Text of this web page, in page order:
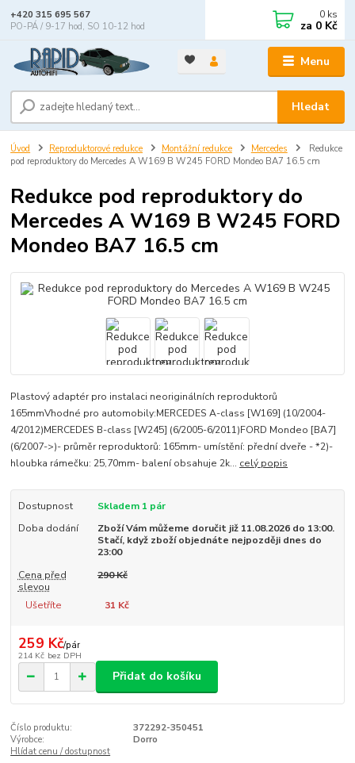
Menu
Hledat
+420 315 695 567
PO-PÁ / 9-17 hod, SO 10-12 hod
0 ks
za 0 Kč
Úvod Reproduktorové redukce Montážní redukce Mercedes
Redukce
pod reproduktory do Mercedes A W169 B W245 FORD Mondeo BA7 16.5 cm
Redukce pod reproduktory do
Mercedes A W169 B W245 FORD
Mondeo BA7 16.5 cm
Plastový adaptér pro instalaci neoriginálních reproduktorů
165mmVhodné pro automobily:MERCEDES A-class [W169] (10/2004-
4/2012)MERCEDES B-class [W245] (6/2005-6/2011)FORD Mondeo [BA7]
(6/2007->)- průměr reproduktorů: 165mm- umístění: přední dveře - *2)-
hloubka rámečku: 25,70mm- balení obsahuje 2k... celý popis
Dostupnost
Skladem 1 pár
Doba dodání
Zboží Vám můžeme doručit již 11.08.2026 do 13:00.
Stačí, když zboží objednáte nejpozději dnes do
23:00
Cena před
slevou
290 Kč
Ušetříte 31 Kč
259 Kč/pár
214 Kč bez DPH
Přidat do košíku
Číslo produktu:
372292-350451
Výrobce:
Dorro
Hlídat cenu / dostupnost